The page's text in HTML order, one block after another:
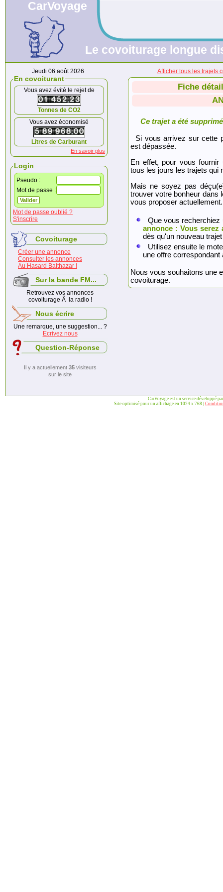
CarVoyage
Le covoiturage longue
Jeudi 06 août 2026
En covoiturant
Vous avez évité le rejet de
Tonnes de CO2
Vous avez économisé
Litres de Carburant
En savoir plus
Login
Pseudo :
Mot de passe :
Mot de passe oublié ?
S'inscrire
Covoiturage
Créer une annonce
Consulter les annonces
Au Hasard Balthazar !
Sur la bande FM...
Retrouvez vos annonces
covoiturage Ã la radio !
Nous écrire
Une remarque, une suggestion... ?
Ecrivez nous
Question-Réponse
Il y a actuellement 35visiteurs
sur le site
Afficher tous les trajets
Fiche
Ce trajet a été
Si vous arrivez sur cette
est dépassée.
En effet, pour vous fournir
tous les jours les trajets qui
Mais ne soyez pas
trouver votre bonheur dans
vous proposer actuellement.
Que vous
annonce : Vous serez
dès qu'un nouveau
Utilisez ensuite le
une offre
Nous vous souhaitons une
covoiturage.
CarVoyage est un service développé
Site optimisé pour un affichage en 1024 x 768 |